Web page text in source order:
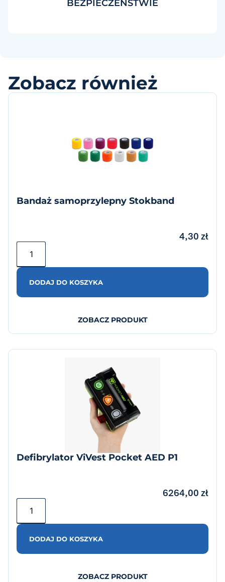
BEZPIECZEŃSTWIE
Zobacz również
Bandaż samoprzylepny Stokband
4,30 zł
DODAJ DO KOSZYKA
ZOBACZ PRODUKT
Defibrylator ViVest Pocket AED P1
6264,00 zł
DODAJ DO KOSZYKA
ZOBACZ PRODUKT